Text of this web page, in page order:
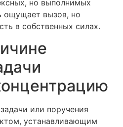
но выполнимых
ощущает вызов, но
в собственных силах.
или поручения
устанавливающим